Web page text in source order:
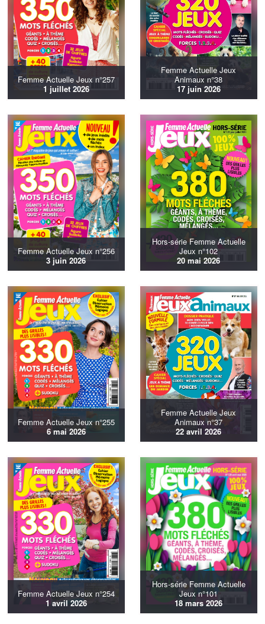
Femme Actuelle Jeux n°257
1 juillet 2026
Femme Actuelle Jeux
Animaux n°38
17 juin 2026
Femme Actuelle Jeux n°256
3 juin 2026
Hors-série Femme Actuelle
Jeux n°102
20 mai 2026
Femme Actuelle Jeux n°255
6 mai 2026
Femme Actuelle Jeux
Animaux n°37
22 avril 2026
Femme Actuelle Jeux n°254
1 avril 2026
Hors-série Femme Actuelle
Jeux n°101
18 mars 2026